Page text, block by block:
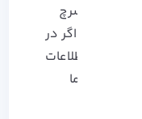
سوابق سرچ
بود، پس اگر در
از اطلاعات
ما به شما